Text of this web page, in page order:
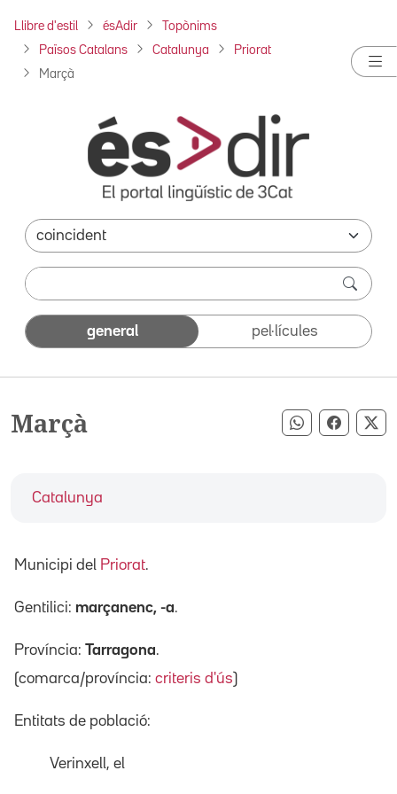
Llibre d'estil ésAdir Topònims
Països Catalans Catalunya Priorat
Marçà
general pel·lícules
Marçà Compartir
Catalunya
Municipi del Priorat.
Gentilici: marçanenc, -a.
Província: Tarragona.
(comarca/província: criteris d'ús)
Entitats de població:
Verinxell, el